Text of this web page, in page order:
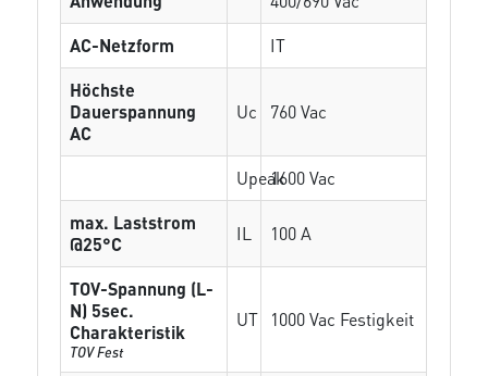
AC-Netzform
IT
Höchste
Dauerspannung
AC
Uc 760 Vac
Upeak1600 Vac
max. Laststrom
@25°C
IL 100 A
TOV-Spannung (L-
N) 5sec.
Charakteristik
TOV Fest
UT 1000 Vac Festigkeit